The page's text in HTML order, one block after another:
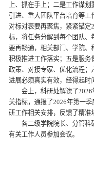
上、抓在手上；二是工作谋
引进、重大团队平台培育等工
对标对表要再聚焦，紧紧锚定
标，将任务分解到每个团队、
要再畅通，相关部门、学院、
积极推进工作落实；五是服
政策、对接专家、优化流程
进展必须真实有效，经得起时
会上，科研处解读了
关指标，通报了2026年第一
研工作相关安排，反馈了精准
各二级学院院长、分管科
有关工作人员参加会议。